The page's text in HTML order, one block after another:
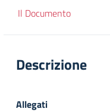
Il Documento
Descrizione
Allegati